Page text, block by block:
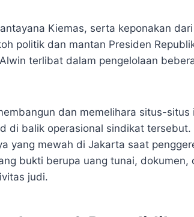
Kiemas, serta keponakan
politik dan mantan Presiden
terlibat dalam pengelolaan
dan memelihara situs-
di balik operasional sindikat
yang mewah di Jakarta saat
bukti berupa uang tunai, dokumen,
judi.